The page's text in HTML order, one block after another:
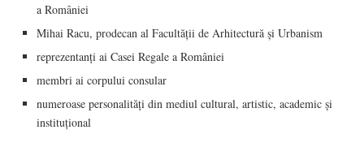
a României
Mihai Racu, prodecan al Facultății de Arhitectură și Urbanism
reprezentanți ai Casei Regale a României
membri ai corpului consular
numeroase personalități din mediul cultural, artistic, academic și
instituțional